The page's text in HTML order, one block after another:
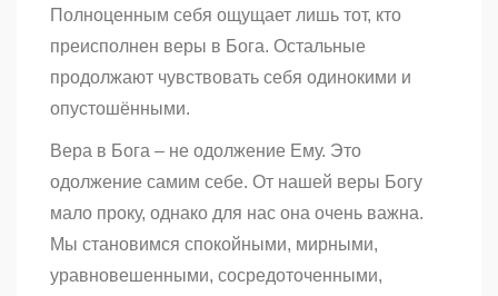
Полноценным себя ощущает лишь тот, кто
преисполнен веры в Бога. Остальные
продолжают чувствовать себя одинокими и
опустошёнными.
Вера в Бога – не одолжение Ему. Это
одолжение самим себе. От нашей веры Богу
мало проку, однако для нас она очень важна.
Мы становимся спокойными, мирными,
уравновешенными, сосредоточенными,